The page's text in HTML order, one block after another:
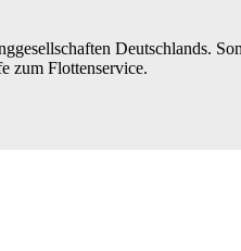
Deutschlands.
zum Flottenservice.